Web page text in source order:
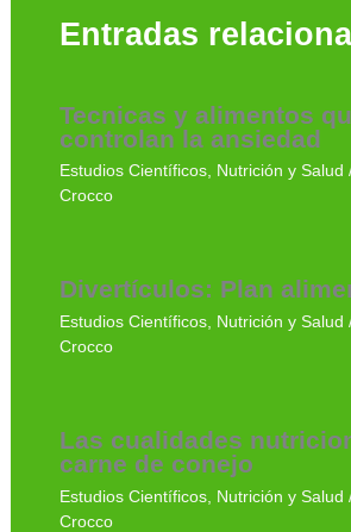
Entradas
Tecnicas y alimentos
controlan la ansiedad
Estudios Científicos, Nutrición y Salud
Crocco
Divertículos: Plan
Estudios Científicos, Nutrición y Salud
Crocco
Las cualidades
carne de conejo
Estudios Científicos, Nutrición y Salud
Crocco